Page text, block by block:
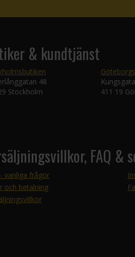
& kundtjänst
48
Stockholm
411 19
FAQ &
vanliga frågor
och betalning